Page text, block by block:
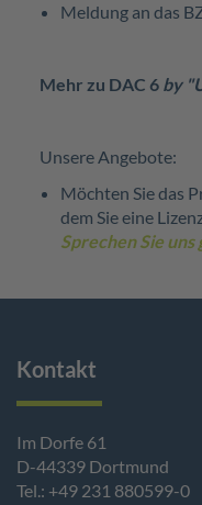
Meldung an das
Mehr zu DAC 6 by
Unsere Angebote:
Möchten Sie das
dem Sie eine
Sprechen Sie uns
Kontakt
Im Dorfe 61
D-44339 Dortmund
Tel.: +49 231 880599-0